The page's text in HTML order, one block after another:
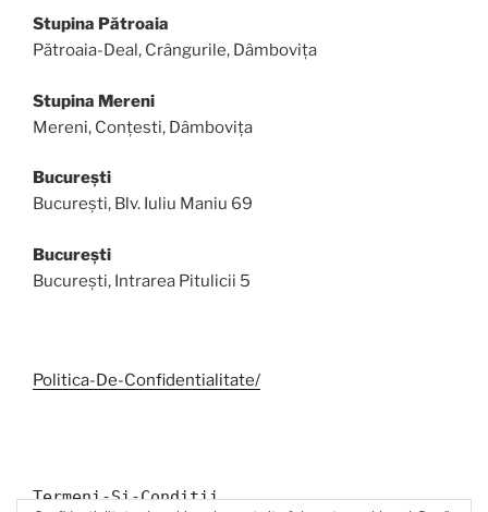
Stupina Pătroaia
Pătroaia-Deal, Crângurile, Dâmbovița
Stupina Mereni
Mereni, Conțesti, Dâmbovița
București
București, Blv. Iuliu Maniu 69
București
București, Intrarea Pitulicii 5
Politica-De-Confidentialitate/
Termeni-Si-Conditii